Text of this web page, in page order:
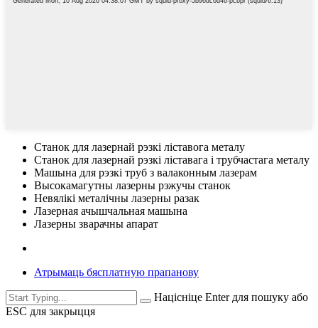
Станок для лазернай рэзкі ліставога металу
Станок для лазернай рэзкі ліставага і трубчастага металу
Машына для рэзкі труб з валаконным лазерам
Высокамагутны лазерны рэжучы станок
Невялікі металічны лазерны разак
Лазерная ачышчальная машына
Лазерны зварачны апарат
Атрымаць бясплатную прапанову
Націсніце Enter для пошуку або
ESC для закрыцця